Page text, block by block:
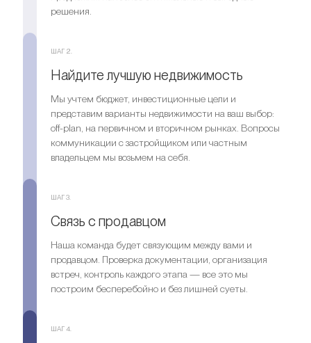
решения.
ШАГ 2.
Найдите лучшую недвижимость
Мы учтем бюджет, инвестиционные цели и
представим варианты недвижимости на ваш выбор:
off-plan, на первичном и вторичном рынках. Вопросы
коммуникации с застройщиком или частным
владельцем мы возьмем на себя.
ШАГ 3.
Связь с продавцом
Наша команда будет связующим между вами и
продавцом. Проверка документации, организация
встреч, контроль каждого этапа — все это мы
построим бесперебойно и без лишней суеты.
ШАГ 4.